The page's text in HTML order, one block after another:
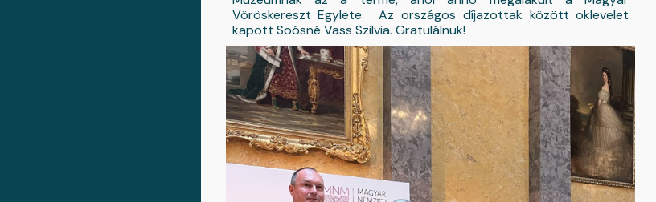
Vöröskereszt Egylete. Az országos díjazottak között oklevelet
kapott Soósné Vass Szilvia. Gratulálnuk!